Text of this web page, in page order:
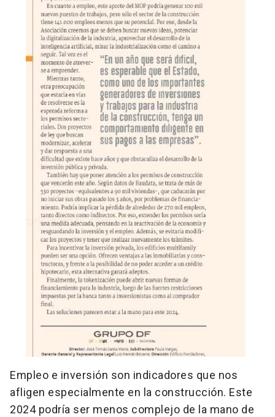
Empleo e inversión son indicadores que nos
afligen especialmente en la construcción. Este
2024 podría ser menos complejo de la mano de